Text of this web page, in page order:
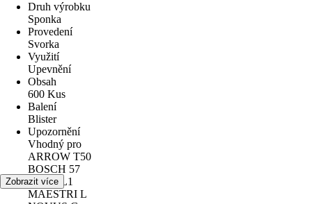
Druh výrobku
Sponka
Provedení
Svorka
Využití
Upevnění
Obsah
600 Kus
Balení
Blister
Upozornění
Vhodný pro
ARROW T50
BOSCH 57
LUX FL1
MAESTRI L
Zobrazit více